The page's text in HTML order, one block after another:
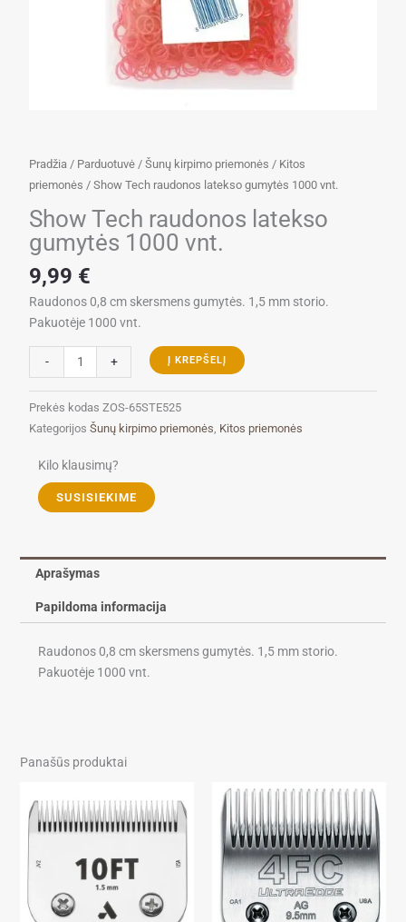
Pradžia / Parduotuvė /Šunų kirpimo priemonės / Kitos
priemonės / Show Tech raudonos latekso gumytės 1000 vnt.
Show Tech raudonos latekso
gumytės 1000 vnt.
9,99 €
Raudonos 0,8 cm skersmens gumytės. 1,5 mm storio.
Pakuotėje 1000 vnt.
-
produkto
kiekis:
raudonos
latekso
gumytės
1000
+ Į KREPŠELĮ
Prekės kodasZOS-65STE525
Kategorijos Šunų kirpimo priemonės, Kitos priemonės
Kilo klausimų?
SUSISIEKIME
Aprašymas
Papildoma informacija
Raudonos 0,8 cm skersmens gumytės. 1,5 mm storio.
Pakuotėje 1000 vnt.
Panašūs produktai